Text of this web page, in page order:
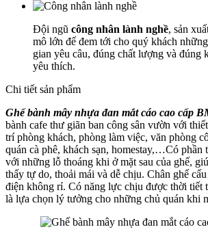
Đội ngũ công nhân lành nghề, sản
mô lớn để đem tới cho quý khách
gian yêu câu, đúng chất lượng và đúng
yêu thích.
Chi tiết sản phẩm
Ghế bành mây nhựa đan mắt cáo cao cấp
bành cafe thư giãn ban công sân vườn với
trí phòng khách, phòng làm việc, văn phòng
quán cà phê, khách sạn, homestay,…Có phần
với những lỗ thoáng khi ở mặt sau của ghế,
thấy tự do, thoải mái và dễ chịu. Chân ghế
điện không rỉ. Có năng lực chịu được thời tiết
là lựa chọn lý tưởng cho những chủ quán khi